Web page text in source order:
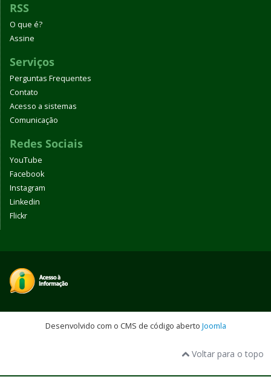
RSS
O que é?
Assine
Serviços
Perguntas Frequentes
Contato
Acesso a sistemas
Comunicação
Redes Sociais
YouTube
Facebook
Instagram
Linkedin
Flickr
Desenvolvido com o CMS de código aberto Joomla
Voltar para o topo